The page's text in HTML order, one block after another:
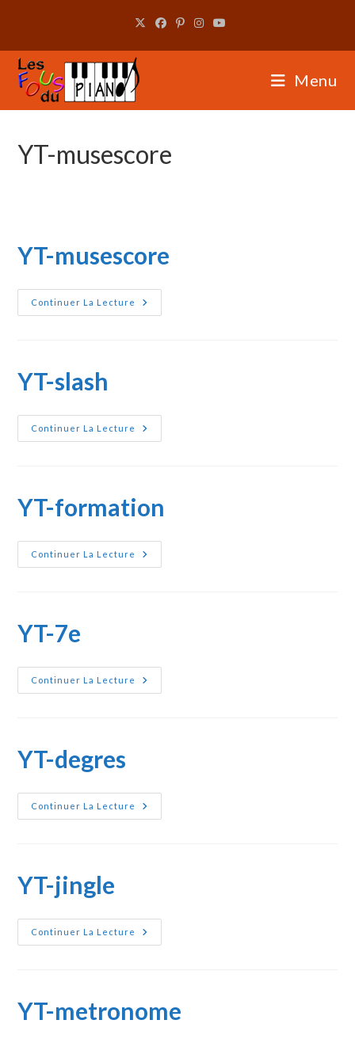
content
Menu
YT-musescore
YT-musescore
Continuer La Lecture
YT-
Musescore
YT-slash
Continuer La Lecture
YT-
Slash
YT-formation
Continuer La Lecture
YT-
Formation
YT-7e
Continuer La Lecture
YT-
7e
YT-degres
Continuer La Lecture
YT-
Degres
YT-jingle
Continuer La Lecture
YT-
Jingle
YT-metronome